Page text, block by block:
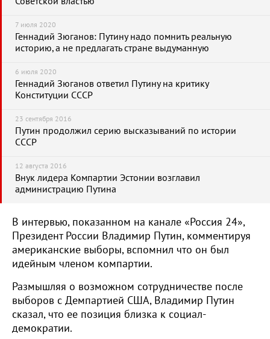
7 июля 2020
Геннадий Зюганов: Путину надо помнить реальную
историю, а не предлагать стране выдуманную
6 июля 2020
Геннадий Зюганов ответил Путину на критику
Конституции СССР
23 сентября 2016
Путин продолжил серию высказываний по истории
СССР
12 августа 2016
Внук лидера Компартии Эстонии возглавил
администрацию Путина
В интервью, показанном на канале «Россия 24»,
Президент России Владимир Путин, комментируя
американские выборы, вспомнил что он был
идейным членом компартии.
Размышляя о возможном сотрудничестве после
выборов с Демпартией США, Владимир Путин
сказал, что ее позиция близка к социал-
демократии.